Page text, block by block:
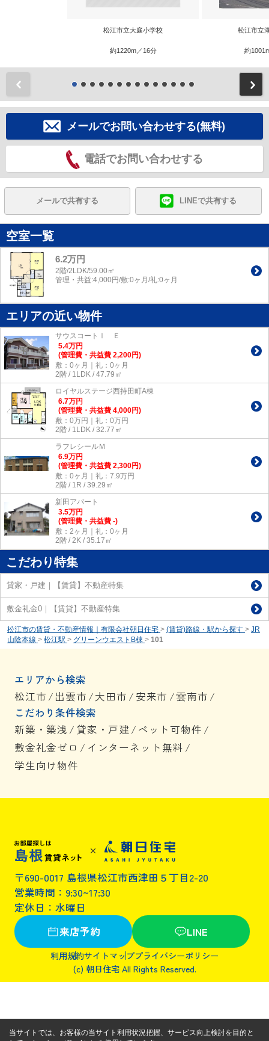
松江市立大庭小学校
約1220m／16分
松江市立
約
メールでお問い合わせする(無料)
電話でお問い合わせする
メールで共有する LINEで共有する
空室一覧
6.2万円
2階/2LDK/59.00㎡
管理・共益:4,000円/敷:0ヶ月/礼:0ヶ月
エリアの近い物件
サウスコートⅠ Ｅ
5.4万円
(管理費・共益費 2,200円)
敷：0ヶ月｜礼：0ヶ月
2階 / 1LDK / 47.79㎡
ロイヤルステージ西持田町A棟
6.7万円
(管理費・共益費 4,000円)
敷：0万円｜礼：0万円
2階 / 1LDK / 32.77㎡
ラフレシールＭ
6.9万円
(管理費・共益費 2,300円)
敷：0ヶ月｜礼：7.9万円
2階 / 1R / 39.29㎡
新田アパート
3.5万円
(管理費・共益費 -)
敷：2ヶ月｜礼：0ヶ月
2階 / 2K / 35.17㎡
こだわり特集
貸家・戸建｜【賃貸】不動産特集
敷金礼金0｜【賃貸】不動産特集
松江市の賃貸・不動産情報｜有限会社朝日住宅 > (賃貸)路線・駅から探す > JR
山陰本線 > 松江駅 > グリーンウエストB棟 > 101
エリアから検索
松江市 / 出雲市 /大田市 / 安来市 /雲南市 /
こだわり条件検索
新築・築浅 / 貸家・戸建/ ペット可物件 /
敷金礼金ゼロ / インターネット無料 /
学生向け物件
〒690-0017 島根県松江市西津田５丁目2-20
営業時間：9:30~17:30
定休日：水曜日
来店予約
LINE
利用規約サイトマッププライバシーポリシー
(c) 朝日住宅 All Rights Reserved.
当サイトでは、お客様の当サイト利用状況把握、サービス向上検討を目的と